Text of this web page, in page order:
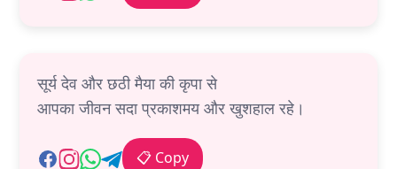
सूर्य देव और छठी मैया की कृपा से
आपका जीवन सदा प्रकाशमय और खुशहाल रहे।
📋 Copy